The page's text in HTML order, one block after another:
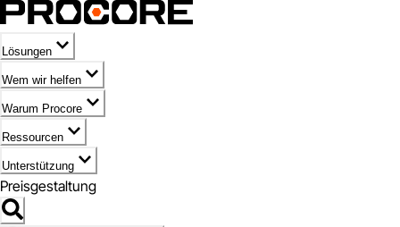
Lösungen
Wem wir helfen
Warum Procore
Ressourcen
Unterstützung
Preisgestaltung